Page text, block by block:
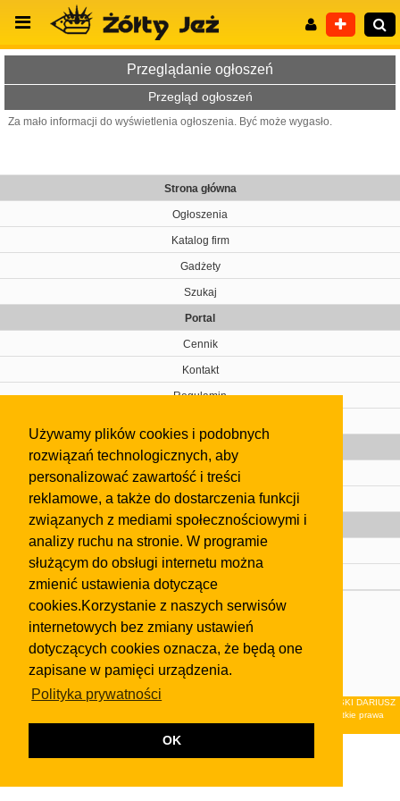
Używamy plików cookies i podobnych
rozwiązań technologicznych, aby
personalizować zawartość i treści
reklamowe, a także do dostarczenia funkcji
związanych z mediami społecznościowymi i
analizy ruchu na stronie. W programie
służącym do obsługi internetu można
zmienić ustawienia dotyczące
cookies.Korzystanie z naszych serwisów
internetowych bez zmiany ustawień
dotyczących cookies oznacza, że będą one
zapisane w pamięci urządzenia.
Polityka prywatności
OK
Przeglądanie ogłoszeń
Przegląd ogłoszeń
Za mało informacji do wyświetlenia ogłoszenia. Być może wygasło.
Strona główna
Ogłoszenia
Katalog firm
Gadżety
Szukaj
Portal
Cennik
Kontakt
Regulamin
Gazeta
Olkusz
Kontakt
Strefa dla biznesu
Biura nieruchomości
Dealerzy i autokomisy
Skontaktuj się z nami
regulaminuiPolityki Prywatności.
Klauzula FB
© 2026Wydawnictwo NEON sp. z o.o. (dawniej: FIRMA NEON MAREK KLUCZEWSKI DARIUSZ
KRAWCZYK s.c.) z siedzibą w Olkuszu, ul.Żuradzka 15, 32-300 Olkusz . Wszystkie prawa